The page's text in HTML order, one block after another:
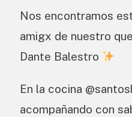
Nos encontramos
amigx de nuestro
Dante Balestro
En la cocina
acompañando con